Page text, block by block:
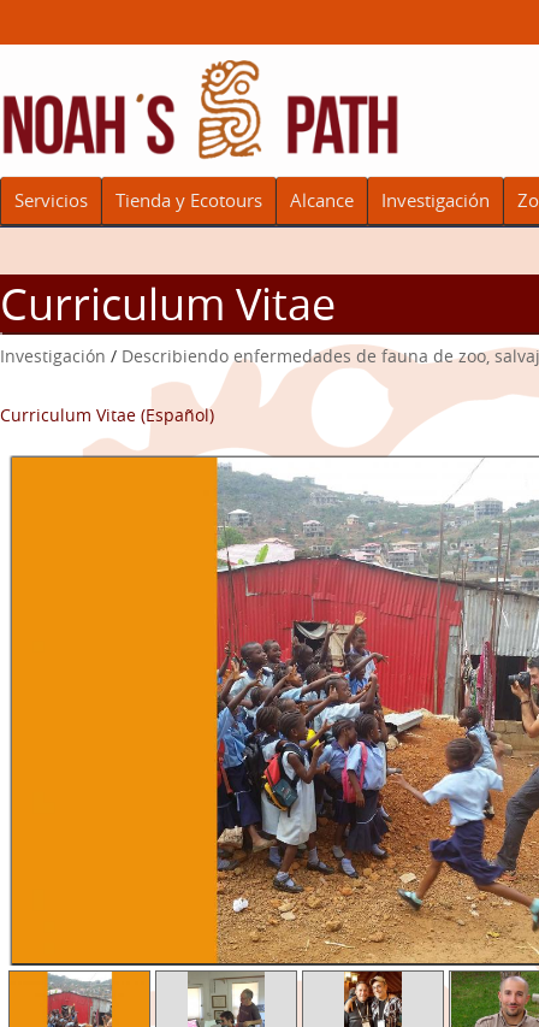
Servicios Tienda y Ecotours Alcance Investigación
Curriculum Vitae
Investigación / Describiendo enfermedades de fauna de zoo,
Curriculum Vitae (Español)